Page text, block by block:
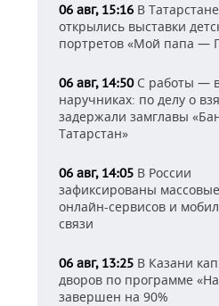
06 авг, 15:16 В Татарстане
открылись выставки
портретов «Мой папа —
06 авг, 14:50С работы —
наручниках: по делу о
задержали замглавы
Татарстан»
06 авг, 14:05 В России
зафиксированы
онлайн-сервисов и
связи
06 авг, 13:25 В Казани
дворов по программе
завершен на 90%